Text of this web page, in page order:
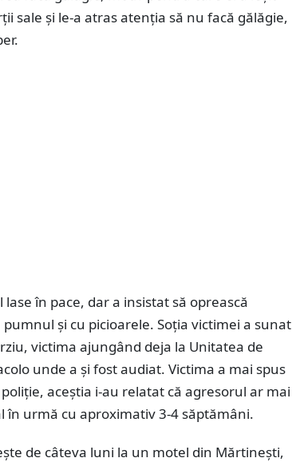
sale şi le-a atras atenţia să nu facă gălăgie,
lase în pace, dar a insistat să oprească
şi cu picioarele. Soția victimei a sunat
victima ajungând deja la Unitatea de
unde a și fost audiat. Victima a mai spus
aceştia i-au relatat că agresorul ar mai
în urmă cu aproximativ 3-4 săptămâni.
de câteva luni la un motel din Mărtinești,